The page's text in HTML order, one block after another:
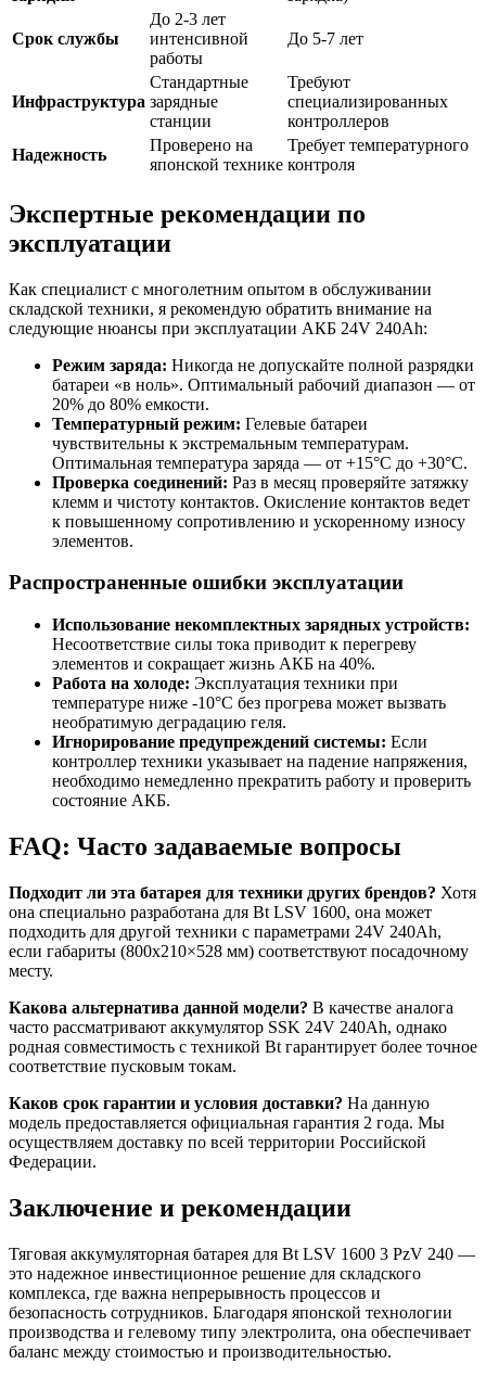
Срок службы
До 2-3 лет
интенсивной
работы
До 5-7 лет
Инфраструктура
Стандартные
зарядные
станции
Требуют
специализированных
контроллеров
Надежность
Проверено на
японской технике
Требует температурного
контроля
Экспертные рекомендации по
эксплуатации
Как специалист с многолетним опытом в обслуживании
складской техники, я рекомендую обратить внимание на
следующие нюансы при эксплуатации АКБ 24V 240Ah:
Режим заряда: Никогда не допускайте полной разрядки
батареи «в ноль». Оптимальный рабочий диапазон — от
20% до 80% емкости.
Температурный режим: Гелевые батареи
чувствительны к экстремальным температурам.
Оптимальная температура заряда — от +15°C до +30°C.
Проверка соединений: Раз в месяц проверяйте затяжку
клемм и чистоту контактов. Окисление контактов ведет
к повышенному сопротивлению и ускоренному износу
элементов.
Распространенные ошибки эксплуатации
Использование некомплектных зарядных устройств:
Несоответствие силы тока приводит к перегреву
элементов и сокращает жизнь АКБ на 40%.
Работа на холоде: Эксплуатация техники при
температуре ниже -10°C без прогрева может вызвать
необратимую деградацию геля.
Игнорирование предупреждений системы: Если
контроллер техники указывает на падение напряжения,
необходимо немедленно прекратить работу и проверить
состояние АКБ.
FAQ: Часто задаваемые вопросы
Подходит ли эта батарея для техники других брендов? Хотя
она специально разработана для Bt LSV 1600, она может
подходить для другой техники с параметрами 24V 240Ah,
если габариты (800х210×528 мм) соответствуют посадочному
месту.
Какова альтернатива данной модели? В качестве аналога
часто рассматривают аккумулятор SSK 24V 240Ah, однако
родная совместимость с техникой Bt гарантирует более точное
соответствие пусковым токам.
Каков срок гарантии и условия доставки? На данную
модель предоставляется официальная гарантия 2 года. Мы
осуществляем доставку по всей территории Российской
Федерации.
Заключение и рекомендации
Тяговая аккумуляторная батарея для Bt LSV 1600 3 PzV 240 —
это надежное инвестиционное решение для складского
комплекса, где важна непрерывность процессов и
безопасность сотрудников. Благодаря японской технологии
производства и гелевому типу электролита, она обеспечивает
баланс между стоимостью и производительностью.